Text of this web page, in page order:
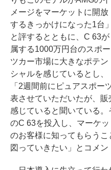
メージをマーケットに開放
するきっかけになった1台」
と評するとともに、C 63が
属する1000万円台のスポー
ツカー市場に大きなポテン
シャルを感じているとし、
「2週間前にピュアスポー
表させていただいたが、
感じていると聞いている
のC 63を投入し、マーケ
のお客様に知ってもらう
図っていきたい」とコメン